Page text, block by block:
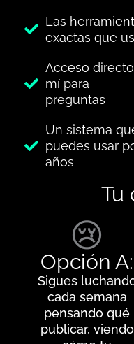
Las
exactas que
Acceso
mí para
preguntas
Un sistema
puedes usar
años
Tu
😢
Opción A:
Sigues
cada semana
pensando qué
publicar, viendo